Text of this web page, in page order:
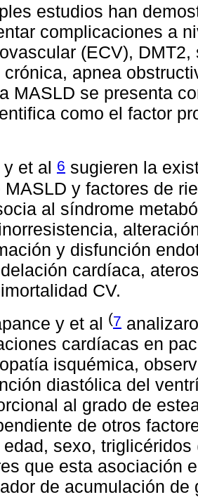
estudios han
complicaciones a
(ECV),
crónica, apnea
MASLD se presenta
como el factor
et al
6 sugieren la
MASLD y factores de
al síndrome
y disfunción
cardíaca,
CV.
y et al (7
cardíacas en
isquémica,
diastólica del
al grado de
de otros
edad, sexo,
que esta asociación
de acumulación